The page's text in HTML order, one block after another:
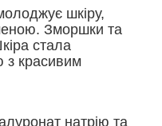
шкіру,
Зморшки та
стала
з красивим
натрію та